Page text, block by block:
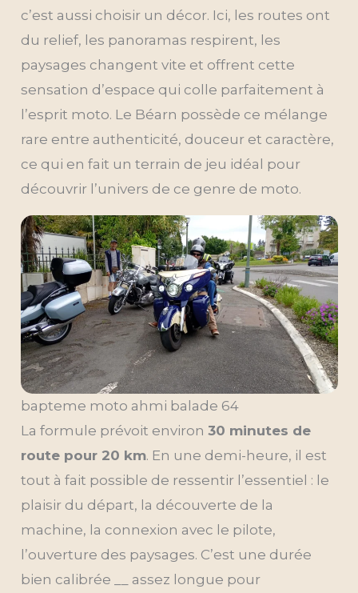
c’est aussi choisir un décor. Ici, les routes ont
du relief, les panoramas respirent, les
paysages changent vite et offrent cette
sensation d’espace qui colle parfaitement à
l’esprit moto. Le Béarn possède ce mélange
rare entre authenticité, douceur et caractère,
ce qui en fait un terrain de jeu idéal pour
découvrir l’univers de ce genre de moto.
bapteme moto ahmi balade 64
La formule prévoit environ 30 minutes de
route pour 20 km. En une demi-heure, il est
tout à fait possible de ressentir l’essentiel : le
plaisir du départ, la découverte de la
machine, la connexion avec le pilote,
l’ouverture des paysages. C’est une durée
bien calibrée __ assez longue pour